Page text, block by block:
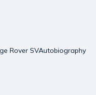
Rover SVAutobiography